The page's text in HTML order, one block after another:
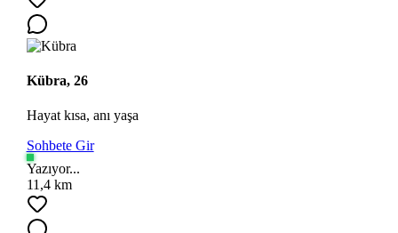
Kübra, 26
Hayat kısa, anı yaşa
Sohbete Gir
Yazıyor...
11,4 km